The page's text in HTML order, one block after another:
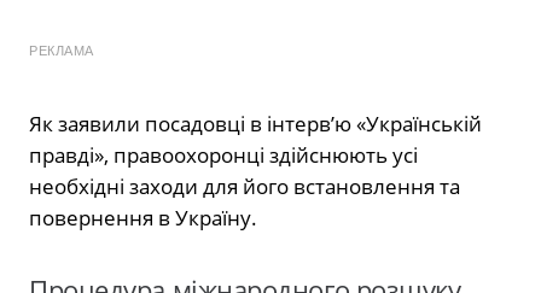
РЕКЛАМА
Як заявили посадовці в інтерв’ю «Українській
правді», правоохоронці здійснюють усі
необхідні заходи для його встановлення та
повернення в Україну.